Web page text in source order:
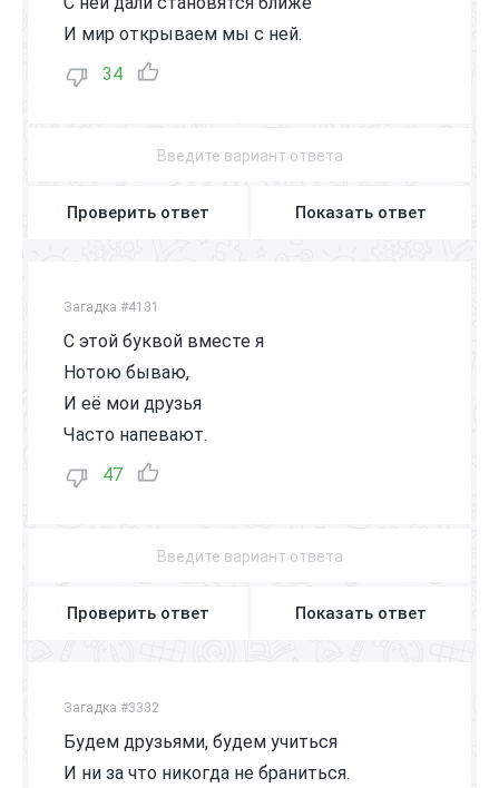
И мир открываем мы с ней.
34
Проверить ответ Показать ответ
Загадка #4131
С этой буквой вместе я
Нотою бываю,
И её мои друзья
Часто напевают.
47
Проверить ответ Показать ответ
Загадка #3332
Будем друзьями, будем учиться
И ни за что никогда не браниться.